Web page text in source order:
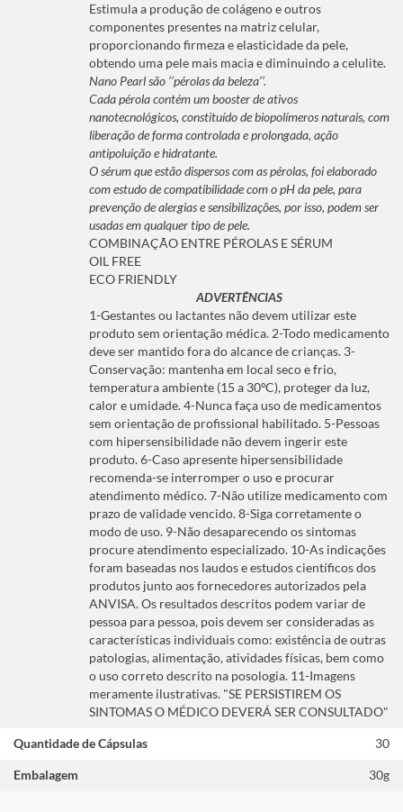
Estimula a produção de colágeno e outros
componentes presentes na matriz celular,
proporcionando firmeza e elasticidade da pele,
obtendo uma pele mais macia e diminuindo a celulite.
Nano Pearl são ‘’pérolas da beleza’’.
Cada pérola contém um booster de ativos
nanotecnológicos, constituído de biopolímeros naturais, com
liberação de forma controlada e prolongada, ação
antipoluição e hidratante.
O sérum que estão dispersos com as pérolas, foi elaborado
com estudo de compatibilidade com o pH da pele, para
prevenção de alergias e sensibilizações, por isso, podem ser
usadas em qualquer tipo de pele.
COMBINAÇÃO ENTRE PÉROLAS E SÉRUM
OIL FREE
ECO FRIENDLY
ADVERTÊNCIAS
1-Gestantes ou lactantes não devem utilizar este
produto sem orientação médica. 2-Todo medicamento
deve ser mantido fora do alcance de crianças. 3-
Conservação: mantenha em local seco e frio,
temperatura ambiente (15 a 30ºC), proteger da luz,
calor e umidade. 4-Nunca faça uso de medicamentos
sem orientação de profissional habilitado. 5-Pessoas
com hipersensibilidade não devem ingerir este
produto. 6-Caso apresente hipersensibilidade
recomenda-se interromper o uso e procurar
atendimento médico. 7-Não utilize medicamento com
prazo de validade vencido. 8-Siga corretamente o
modo de uso. 9-Não desaparecendo os sintomas
procure atendimento especializado. 10-As indicações
foram baseadas nos laudos e estudos científicos dos
produtos junto aos fornecedores autorizados pela
ANVISA. Os resultados descritos podem variar de
pessoa para pessoa, pois devem ser consideradas as
características individuais como: existência de outras
patologias, alimentação, atividades físicas, bem como
o uso correto descrito na posologia. 11-Imagens
meramente ilustrativas. "SE PERSISTIREM OS
SINTOMAS O MÉDICO DEVERÁ SER CONSULTADO"
Quantidade de Cápsulas 30
Embalagem 30g